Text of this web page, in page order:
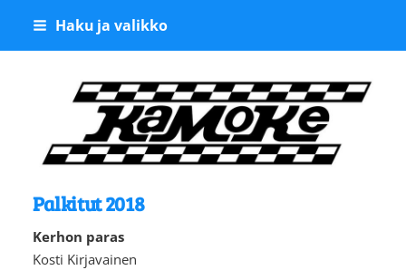
Siirry
Haku ja valikko
Kangasalan
Palkitut 2018
Kerhon paras
Kosti Kirjavainen